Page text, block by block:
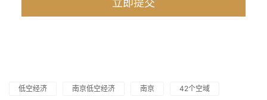
低空经济 南京低空经济 南京 42个空域